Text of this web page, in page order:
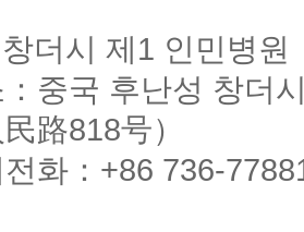
더시 제1 인민병원
：중국 후난성 창더
路818号）
화：+86 736-